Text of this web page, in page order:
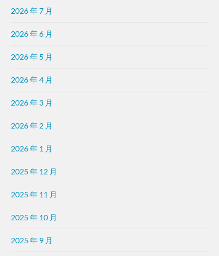
2026 年 7 月
2026 年 6 月
2026 年 5 月
2026 年 4 月
2026 年 3 月
2026 年 2 月
2026 年 1 月
2025 年 12 月
2025 年 11 月
2025 年 10 月
2025 年 9 月